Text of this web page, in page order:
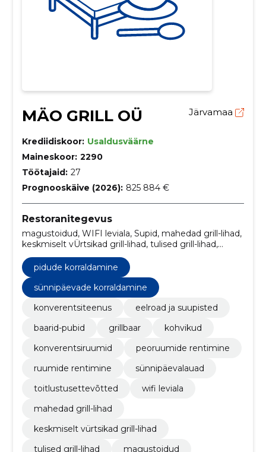
MÄO GRILL OÜ Järvamaa
Krediidiskoor: Usaldusväärne
Maineskoor: 2290
Töötajaid: 27
Prognooskäive (2026): 825 884 €
Restoranitegevus
magustoidud, WIFI leviala, Supid, mahedad grill-lihad,
keskmiselt vÜrtsikad grill-lihad, tulised grill-lihad,
keskmiselt vürtsikad grill-lihad, Magustoidud, tulised
grill-lihad, Toitlustusettevõtted
pidude korraldamine
sünnipäevade korraldamine
konverentsiteenus
eelroad ja suupisted
baarid-pubid
grillbaar
kohvikud
konverentsiruumid
peoruumide rentimine
ruumide rentimine
sünnipäevalauad
toitlustusettevõtted
wifi leviala
mahedad grill-lihad
keskmiselt vürtsikad grill-lihad
tulised grill-lihad
magustoidud